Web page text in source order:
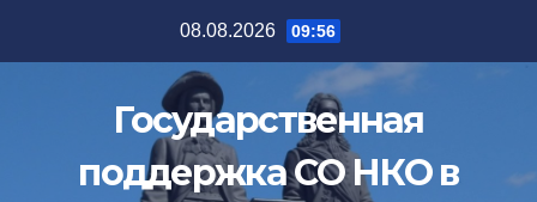
08.08.2026 09:56
Государственная
поддержка СО НКО в